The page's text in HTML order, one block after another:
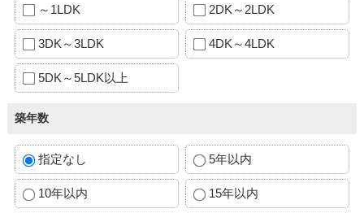
～1LDK 2DK～2LDK
3DK～3LDK 4DK～4LDK
5DK～5LDK以上
築年数
指定なし 5年以内
10年以内 15年以内